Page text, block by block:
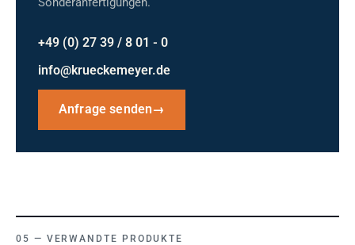
+49 (0) 27 39 / 8 01 - 0
info@krueckemeyer.de
Anfrage senden→
VERWANDTE PRODUKTE